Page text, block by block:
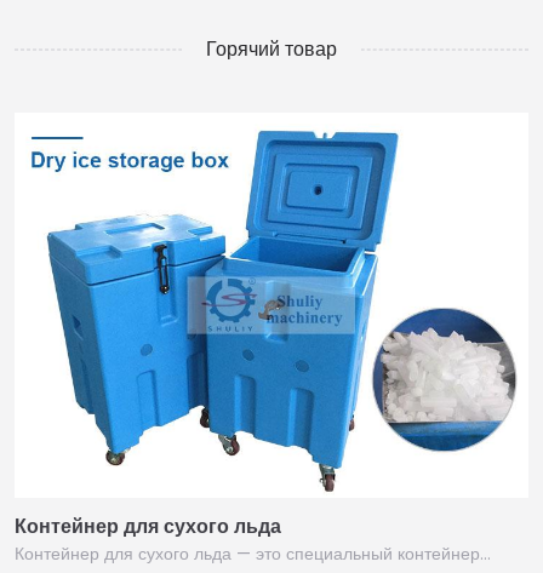
Горячий товар
Контейнер для сухого льда
Контейнер для сухого льда — это специальный контейнер…